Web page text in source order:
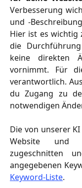
Verbesserung
und -
Hier ist es wichtig
die
keine direkten
vornimmt. Für
verantwortlich.
du Zugang zu
notwendigen
Die von unserer
Website und
zugeschnitten
angegebenen
Keyword-Liste.